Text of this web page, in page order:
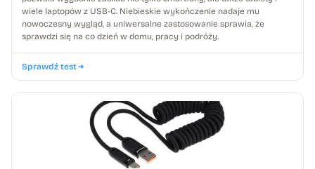
wiele laptopów z USB-C. Niebieskie wykończenie nadaje mu
nowoczesny wygląd, a uniwersalne zastosowanie sprawia, że
sprawdzi się na co dzień w domu, pracy i podróży.
Sprawdź test